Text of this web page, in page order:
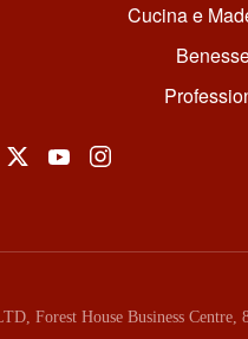
Cucina e
Forest House Business Centre,